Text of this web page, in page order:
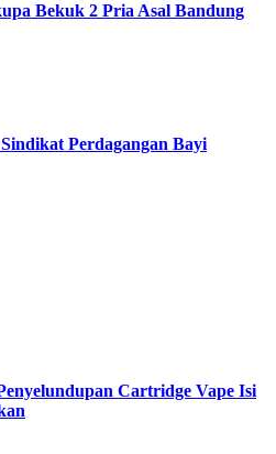
Bekuk 2 Pria Asal Bandung
Perdagangan Bayi
Cartridge Vape Isi